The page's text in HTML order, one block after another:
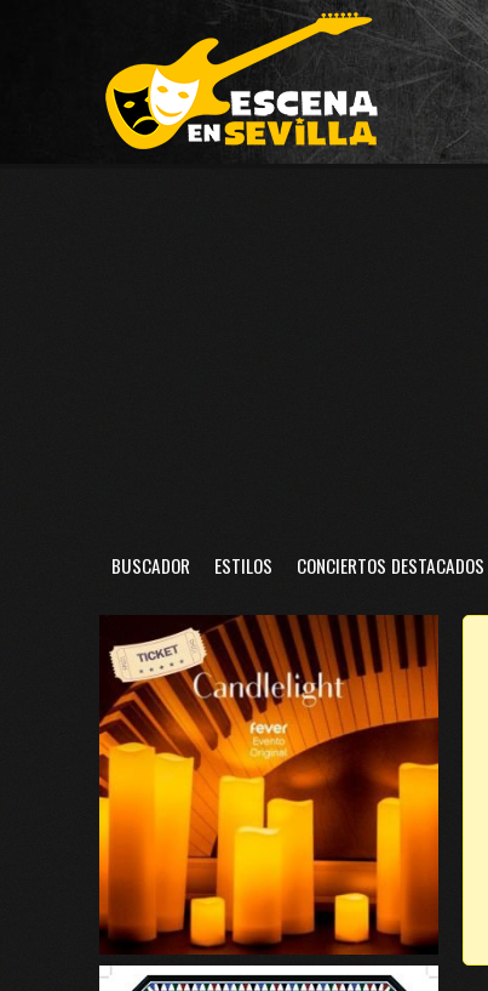
BUSCADOR ESTILOS CONCIERTOS DESTACADOS